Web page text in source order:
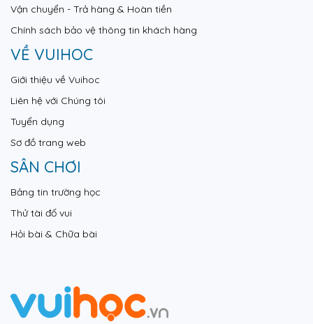
Vận chuyển - Trả hàng & Hoàn tiền
Chính sách bảo vệ thông tin khách hàng
VỀ VUIHOC
Giới thiệu về Vuihoc
Liên hệ với Chúng tôi
Tuyển dụng
Sơ đồ trang web
SÂN CHƠI
Bảng tin trường học
Thử tài đố vui
Hỏi bài & Chữa bài